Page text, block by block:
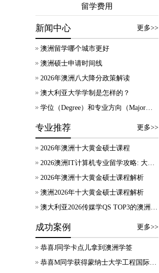
留学费用
新闻中心 更多>>
澳洲留学哪个城市更好
澳洲硕士申请时间线
2026年澳洲八大降分政策解读
澳大利亚大学学制是怎样的？
学位（Degree）和专业方向（Major）有什么区别？
专业推荐 更多>>
2026年澳洲十大黄金硕士课程
2026澳洲IT计算机专业留学攻略: 大学录取、技术移民及就业方向
2026年澳洲十大黄金硕士课程解析
澳洲2026年十大黄金硕士课程解析
澳大利亚2026传媒学QS TOP3的澳洲院校，热门专业及申请要求等信息汇总！
成功案例 更多>>
恭喜J同学卡点儿拿到澳洲学签
恭喜M同学获得蒙纳士大学工程国际大一正式录取